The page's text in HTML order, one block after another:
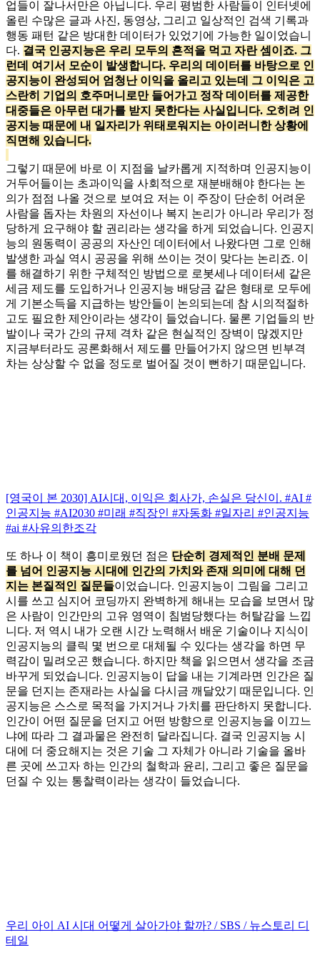
업들이 잘나서만은 아닙니다. 우리 평범한 사람들이 인터넷에
올린 수많은 글과 사진, 동영상, 그리고 일상적인 검색 기록과
행동 패턴 같은 방대한 데이터가 있었기에 가능한 일이었습니
다. 결국 인공지능은 우리 모두의 흔적을 먹고 자란 셈이죠. 그
런데 여기서 모순이 발생합니다. 우리의 데이터를 바탕으로 인
공지능이 완성되어 엄청난 이익을 올리고 있는데 그 이익은 고
스란히 기업의 호주머니로만 들어가고 정작 데이터를 제공한
대중들은 아무런 대가를 받지 못한다는 사실입니다. 오히려 인
공지능 때문에 내 일자리가 위태로워지는 아이러니한 상황에
직면해 있습니다.
그렇기 때문에 바로 이 지점을 날카롭게 지적하며 인공지능이
거두어들이는 초과이익을 사회적으로 재분배해야 한다는 논
의가 점점 나올 것으로 보여요 저는 이 주장이 단순히 어려운
사람을 돕자는 차원의 자선이나 복지 논리가 아니라 우리가 정
당하게 요구해야 할 권리라는 생각을 하게 되었습니다. 인공지
능의 원동력이 공공의 자산인 데이터에서 나왔다면 그로 인해
발생한 과실 역시 공공을 위해 쓰이는 것이 맞다는 논리죠. 이
를 해결하기 위한 구체적인 방법으로 로봇세나 데이터세 같은
세금 제도를 도입하거나 인공지능 배당금 같은 형태로 모두에
게 기본소득을 지급하는 방안들이 논의되는데 참 시의적절하
고도 필요한 제안이라는 생각이 들었습니다. 물론 기업들의 반
발이나 국가 간의 규제 격차 같은 현실적인 장벽이 많겠지만
지금부터라도 공론화해서 제도를 만들어가지 않으면 빈부격
차는 상상할 수 없을 정도로 벌어질 것이 뻔하기 때문입니다.
[영국이 본 2030] AI시대, 이익은 회사가, 손실은 당신이. #AI #
인공지능 #AI2030 #미래 #직장인 #자동화 #일자리 #인공지능
#ai #사유의한조각
또 하나 이 책이 흥미로웠던 점은 단순히 경제적인 분배 문제
를 넘어 인공지능 시대에 인간의 가치와 존재 의미에 대해 던
지는 본질적인 질문들이었습니다. 인공지능이 그림을 그리고
시를 쓰고 심지어 코딩까지 완벽하게 해내는 모습을 보면서 많
은 사람이 인간만의 고유 영역이 침범당했다는 허탈감을 느낍
니다. 저 역시 내가 오랜 시간 노력해서 배운 기술이나 지식이
인공지능의 클릭 몇 번으로 대체될 수 있다는 생각을 하면 무
력감이 밀려오곤 했습니다. 하지만 책을 읽으면서 생각을 조금
바꾸게 되었습니다. 인공지능이 답을 내는 기계라면 인간은 질
문을 던지는 존재라는 사실을 다시금 깨달았기 때문입니다. 인
공지능은 스스로 목적을 가지거나 가치를 판단하지 못합니다.
인간이 어떤 질문을 던지고 어떤 방향으로 인공지능을 이끄느
냐에 따라 그 결과물은 완전히 달라집니다. 결국 인공지능 시
대에 더 중요해지는 것은 기술 그 자체가 아니라 기술을 올바
른 곳에 쓰고자 하는 인간의 철학과 윤리, 그리고 좋은 질문을
던질 수 있는 통찰력이라는 생각이 들었습니다.
우리 아이 AI 시대 어떻게 살아가야 할까? / SBS / 뉴스토리 디
테일